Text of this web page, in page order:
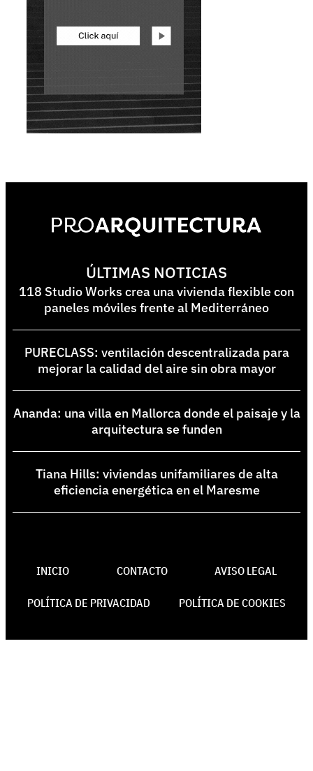
ÚLTIMAS NOTICIAS
118 Studio Works crea una vivienda flexible con
paneles móviles frente al Mediterráneo
PURECLASS: ventilación descentralizada para
mejorar la calidad del aire sin obra mayor
Ananda: una villa en Mallorca donde el paisaje y la
arquitectura se funden
Tiana Hills: viviendas unifamiliares de alta
eficiencia energética en el Maresme
INICIO CONTACTO AVISO LEGAL
POLÍTICA DE PRIVACIDAD POLÍTICA DE COOKIES